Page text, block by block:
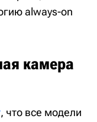
always-on
камера
, что все модели